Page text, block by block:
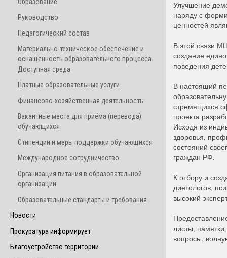
Руководство
Педагогический состав
Материально-техническое обеспечение и
оснащенность образовательного процесса.
Доступная среда
Платные образовательные услуги
Финансово-хозяйственная деятельность
Вакантные места для приёма (перевода)
обучающихся
Стипендии и меры поддержки обучающихся
Международное сотрудничество
Организация питания в образовательной
организации
Образовательные стандарты и требования
Новости
Прокуратура информирует
Благоустройство территории
Улучшение
наряду с
ценностей
В этой связи
создание
поведения
В настоящий
стремящихся
проекта
Исходя из
здоровья,
состояний
граждан РФ.
К отбору и
диетологов,
высокий
листы,
вопросы,